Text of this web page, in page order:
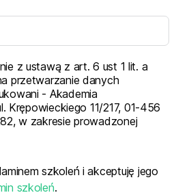
z ustawą z art. 6 ust 1 lit. a
przetwarzanie danych
- Akademia
Krępowieckiego 11/217, 01-456
w zakresie prowadzonej
szkoleń i akceptuję jego
szkoleń.